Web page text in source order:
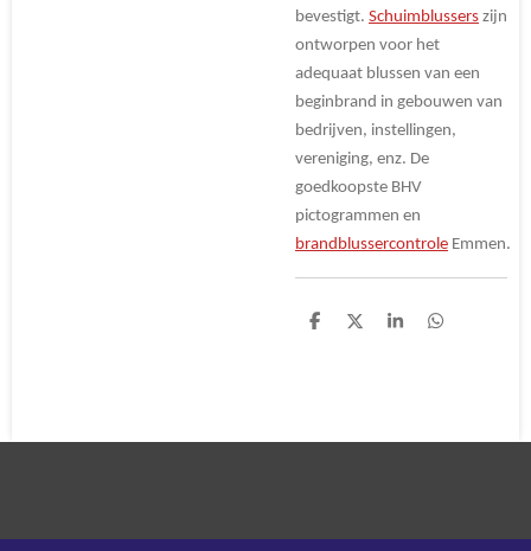
bevestigt. Schuimblussers zijn
ontworpen voor het
adequaat blussen van een
beginbrand in gebouwen van
bedrijven, instellingen,
vereniging, enz. De
goedkoopste BHV
pictogrammen en
brandblussercontrole Emmen.
D
D
S
D